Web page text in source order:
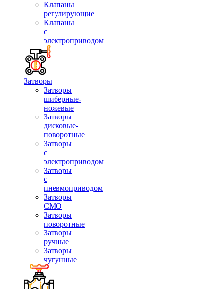
Клапаны
регулирующие
Клапаны
с
электроприводом
Затворы
Затворы
шиберные-
ножевые
Затворы
дисковые-
поворотные
Затворы
с
электроприводом
Затворы
с
пневмоприводом
Затворы
СМО
Затворы
поворотные
Затворы
ручные
Затворы
чугунные